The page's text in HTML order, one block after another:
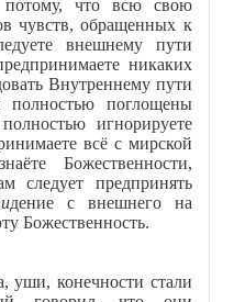
потому, что всю свою
чувств, обращенных к
внешнему пути
никаких
Внутреннему пути
поглощены
игнорируете
всё с мирской
Божественности,
следует предпринять
идение с внешнего на
Божественность.
уши, конечности стали